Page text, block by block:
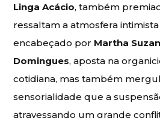
Linga Acácio, também
ressaltam a atmosfera
encabeçado por Martha
Domingues, aposta na
cotidiana, mas também
sensorialidade que a
atravessando um grande